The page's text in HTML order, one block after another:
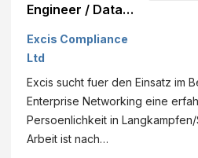
Engineer / Data
Engineer (m/w/d)
Excis Compliance
Ltd
Excis sucht fuer den Einsatz im
Enterprise Networking eine
Persoenlichkeit in
Arbeit ist nach…